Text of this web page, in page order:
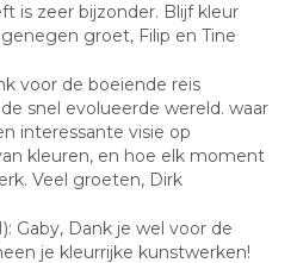
is zeer bijzonder. Blijf kleur
groet, Filip en Tine
voor de boeiende reis
snel evolueerde wereld. waar
interessante visie op
kleuren, en hoe elk moment
Veel groeten, Dirk
Gaby, Dank je wel voor de
je kleurrijke kunstwerken!